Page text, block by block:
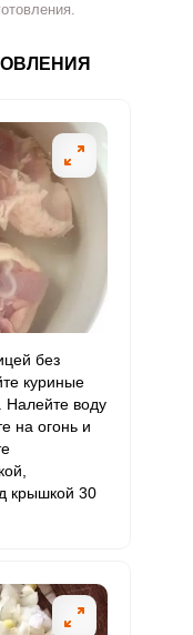
4.9 10.2
6.8
0.8 1.7
0
1.2
0.7 1.5
без
куриные
воду
на огонь и
крышкой 30